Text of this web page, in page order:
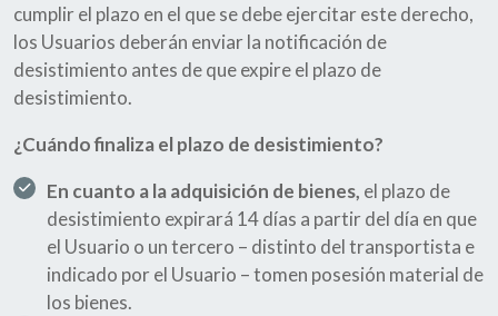
cumplir el plazo en el que se debe ejercitar este derecho,
los Usuarios deberán enviar la notificación de
desistimiento antes de que expire el plazo de
desistimiento.
¿Cuándo finaliza el plazo de desistimiento?
En cuanto a la adquisición de bienes, el plazo de
desistimiento expirará 14 días a partir del día en que
el Usuario o un tercero – distinto del transportista e
indicado por el Usuario – tomen posesión material de
los bienes.